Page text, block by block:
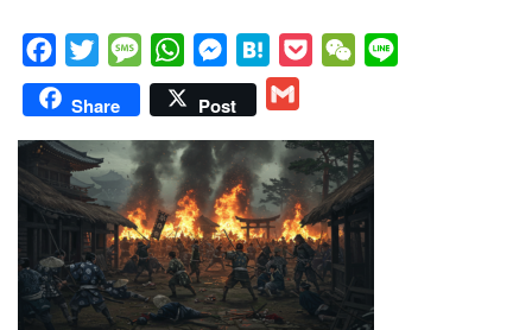
a
c
e
o
o
k
w
i
t
t
e
M
e
s
a
g
e
W
h
a
t
s
A
p
p
e
s
e
n
g
e
r
a
t
n
a
k
e
t
W
h
a
t
Share Post
a
i
l